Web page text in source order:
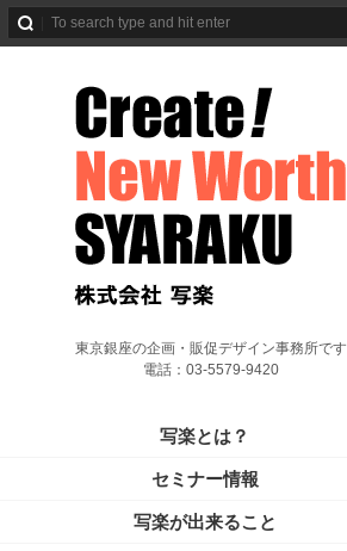
東京銀座の企画・販促デザイン事務所です
電話：03-5579-9420
写楽とは？
セミナー情報
写楽が出来ること